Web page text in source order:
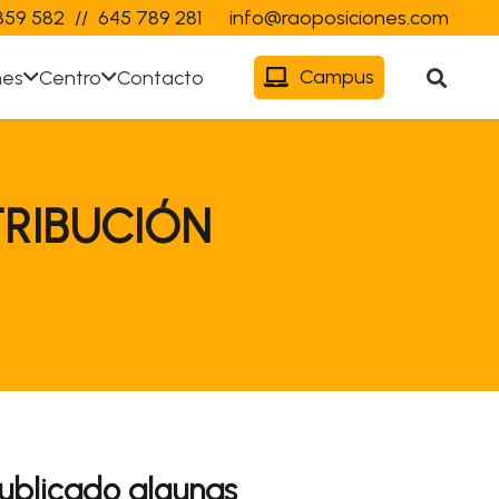
582 // 645 789 281 info@raoposiciones.com
Centro Contacto Campus
algunas